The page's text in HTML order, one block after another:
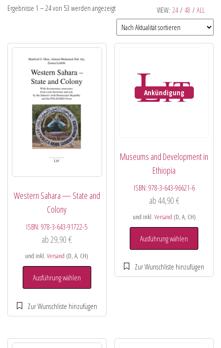
VIEW: 24 / 48 / ALL
Ergebnisse 1 – 24 von 53 werden angezeigt
Western Sahara — State and
Colony
ISBN:978-3-643-91722-5
ab29,90€
und inkl.Versand (D, A, CH)
Ausführung wählen
Ankündigung
Museums and Development in
Ethiopia
ISBN: 978-3-643-96621-6
ab44,90 €
und inkl. Versand (D, A, CH)
Ausführung wählen